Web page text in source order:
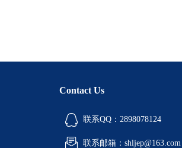
Contact Us
联系QQ：2898078124
联系邮箱：shljep@163.com